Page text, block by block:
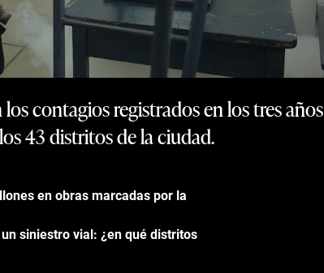
contagios registrados en los tres años
43 distritos de la ciudad.
en obras marcadas por la
siniestro vial: ¿en qué distritos